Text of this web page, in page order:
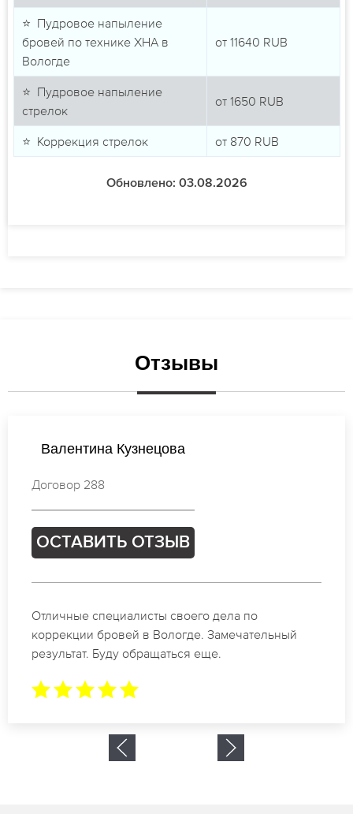
⭐ Пудровое напыление
бровей по технике ХНА в
Вологде
от 11640 RUB
⭐ Пудровое напыление
стрелок
от 1650 RUB
⭐ Коррекция стрелок от 870 RUB
Обновлено: 03.08.2026
Отзывы
Ирина Попова
Договор 901
ОСТАВИТЬ ОТЗЫВ
Спасибо огромное. Заказывала татуаж на свадьбу
в Вологде. За 2 часа все было сделано.